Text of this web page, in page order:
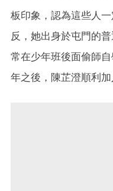
板印象，認為這些人
反，她出身於屯門的
常在少年班後面偷師
年之後，陳芷澄順利加